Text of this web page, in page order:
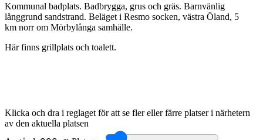
Kommunal badplats. Badbrygga, grus och gräs. Barnvänlig
långgrund sandstrand. Beläget i Resmo socken, västra Öland, 5
km norr om Mörbylånga samhälle.
Här finns grillplats och toalett.
Klicka och dra i reglaget för att se fler eller färre platser i närhetern
av den aktuella platsen